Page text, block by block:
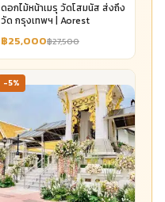
ดอกไม้หน้าเมรุ วัดโสมนัส ส่งถึง
วัด กรุงเทพฯ | Aorest
฿25,000฿27,500
-5%